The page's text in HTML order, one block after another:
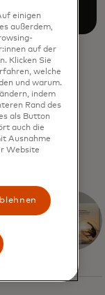
einigen
außerdem,
auf der
Klicken Sie
welche
und warum.
indem
Rand des
als Button
auch die
Ausnahme
Website